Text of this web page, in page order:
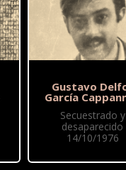
Gustavo
García
Secuestrado y
desaparecido
14/10/1976